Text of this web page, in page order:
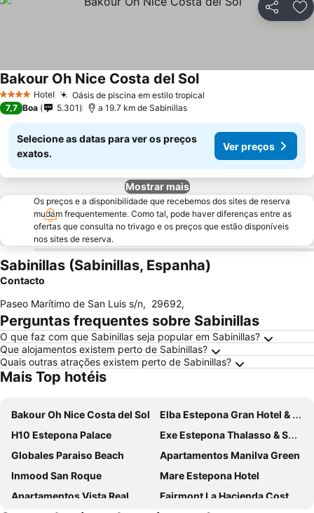
Partilhar
4 EstrelasHotel Oásis de piscina em estilo tropical
Bakour Oh Nice Costa del Sol
7,7 Boa 5.301 a 19.7 km de Sabinillas
Selecione as datas para ver os preços
exatos.
Ver preços
Mostrar mais
Os preços e a disponibilidade que recebemos dos sites de reserva
mudam frequentemente. Como tal, pode haver diferenças entre as
ofertas que consulta no trivago e os preços que estão disponíveis
nos sites de reserva.
Sabinillas (Sabinillas, Espanha)
Contacto
Paseo Marítimo de San Luis s/n, 29692,
Perguntas frequentes sobre Sabinillas
O que faz com que Sabinillas seja popular em Sabinillas?
Que alojamentos existem perto de Sabinillas?
Quais outras atrações existem perto de Sabinillas?
Mais Top hotéis
Bakour Oh Nice Costa del Sol
Elba Estepona Gran Hotel & Thalasso Spa
H10 Estepona Palace
Exe Estepona Thalasso & Spa - Adults Only Recommended
Globales Paraiso Beach
Apartamentos Manilva Green
Inmood San Roque
Mare Estepona Hotel
Apartamentos Vista Real
Fairmont La Hacienda Costa del Sol